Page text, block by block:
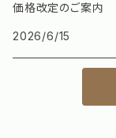
価格改定のご案内
2026/6/15